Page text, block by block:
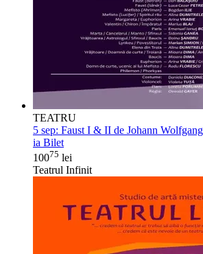
TEATRU
5 sep: Faust I & II de Johann
ia Bilet
10075 lei
Teatrul Infinit